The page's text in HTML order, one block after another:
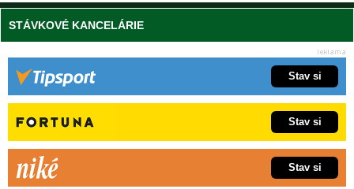
STÁVKOVÉ KANCELÁRIE
Stav si
Stav si
Stav si